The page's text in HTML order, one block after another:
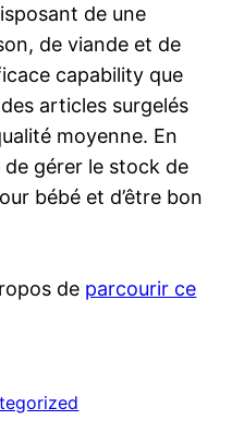
de une
de viande et de
capability que
articles surgelés
moyenne. En
gérer le stock de
bébé et d’être bon
de parcourir ce